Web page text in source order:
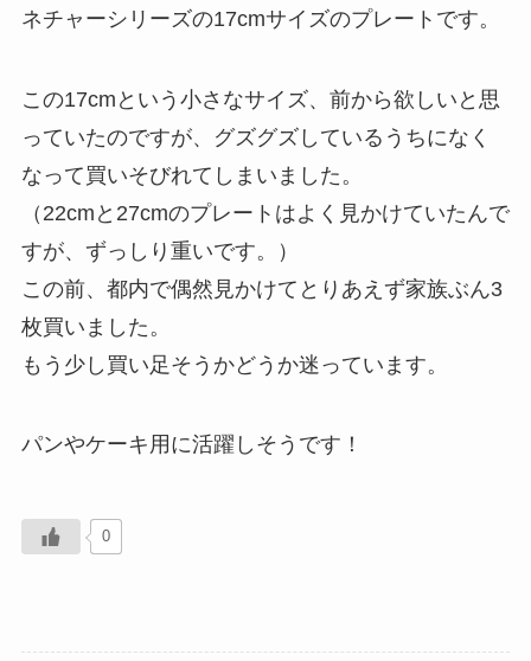
ネチャーシリーズの17cmサイズのプレートです。
この17cmという小さなサイズ、前から欲しいと思
っていたのですが、グズグズしているうちになく
なって買いそびれてしまいました。
（22cmと27cmのプレートはよく見かけていたんで
すが、ずっしり重いです。）
この前、都内で偶然見かけてとりあえず家族ぶん3
枚買いました。
もう少し買い足そうかどうか迷っています。
パンやケーキ用に活躍しそうです！
0